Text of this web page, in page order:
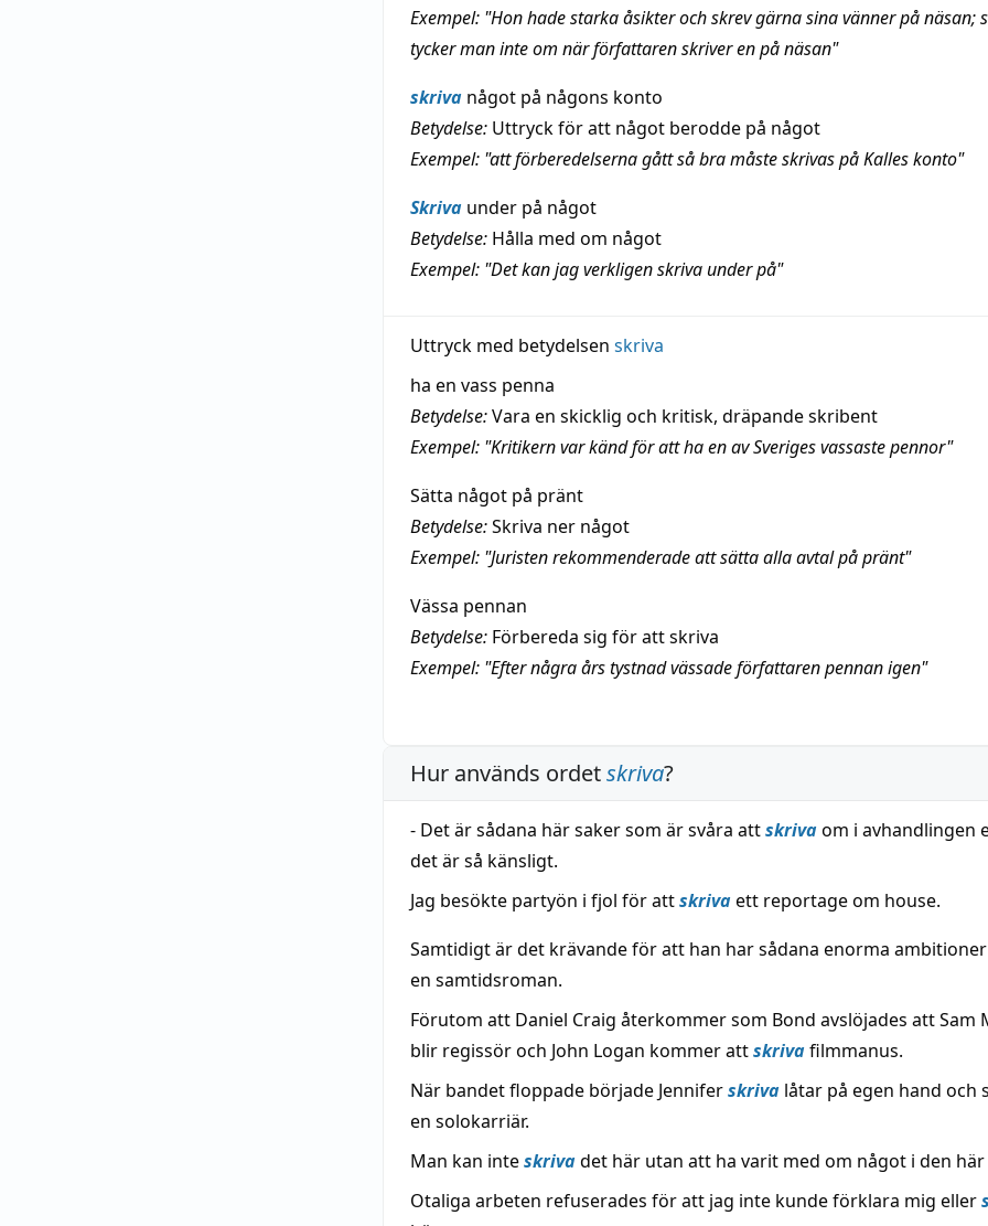
Exempel: "Hon hade starka åsikter och skrev gärna sina vänner på näsan;
tycker man inte om när författaren skriver en på näsan"
skriva något på någons konto
Betydelse: Uttryck för att något berodde på något
Exempel: "att förberedelserna gått så bra måste skrivas på Kalles konto"
Skriva under på något
Betydelse: Hålla med om något
Exempel: "Det kan jag verkligen skriva under på"
Uttryck med betydelsen skriva
ha en vass penna
Betydelse:Vara en skicklig och kritisk, dräpande skribent
Exempel: "Kritikern var känd för att ha en av Sveriges vassaste pennor"
Sätta något på pränt
Betydelse:Skriva ner något
Exempel: "Juristen rekommenderade att sätta alla avtal på pränt"
Vässa pennan
Betydelse: Förbereda sig för att skriva
Exempel: "Efter några års tystnad vässade författaren pennan igen"
Hur används ordetskriva?
- Det är sådana här saker som är svåra attskrivaom i avhandlingen
det är så känsligt.
Jag besökte partyön i fjol för attskrivaett reportage om house.
Samtidigt är det krävande för att han har sådana enorma
en samtidsroman.
Förutom att Daniel Craig återkommer som Bond avslöjades att Sam
blir regissör och John Logan kommer attskrivafilmmanus.
När bandet floppade började Jenniferskriva låtar på egen hand och
en solokarriär.
Man kan inteskrivadet här utan att ha varit med om något i den här
Otaliga arbeten refuserades för att jag inte kunde förklara mig eller